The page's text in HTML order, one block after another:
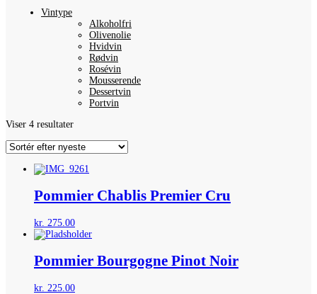
Vintype
Alkoholfri
Olivenolie
Hvidvin
Rødvin
Rosévin
Mousserende
Dessertvin
Portvin
Viser 4 resultaterSorteret
seneste
Pommier Chablis Premier Cru
kr. 275.00
Pommier Bourgogne Pinot Noir
kr. 225.00